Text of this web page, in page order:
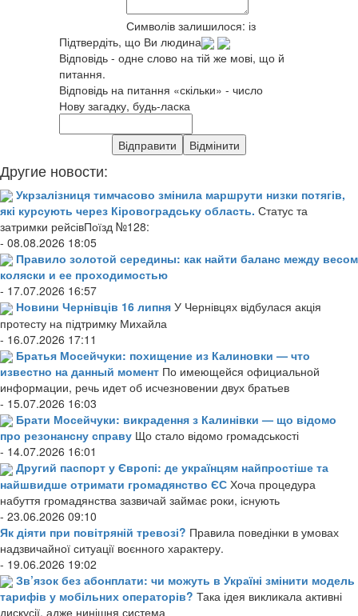
Символів залишилося: із
Підтвердіть, що Ви людина
Відповідь - одне слово на тій же мові, що й
питання.
Відповідь на питання «скільки» - число
Нову загадку, будь-ласка
Другие новости:
Укрзалізниця тимчасово змінила маршрути низки потягів,
які курсують через Кіровоградську область. Статус та
затримки рейсівПоїзд №128:
- 08.08.2026 18:05
Правило золотой середины: как найти баланс между весом
коляски и ее проходимостью
- 17.07.2026 16:57
Новини Чернівців 16 липня У Чернівцях відбулася акція
протесту на підтримку Михайла
- 16.07.2026 17:11
Братья Мосейчуки: похищение из Калиновки — что
известно на данный момент По имеющейся официальной
информации, речь идет об исчезновении двух братьев
- 15.07.2026 16:03
Брати Мосейчуки: викрадення з Калинівки — що відомо
про резонансну справу Що стало відомо громадськості
- 14.07.2026 16:01
Другий паспорт у Європі: де українцям найпростіше та
найшвидше отримати громадянство ЄС Хоча процедура
набуття громадянства зазвичай займає роки, існують
- 23.06.2026 09:10
Як діяти при повітряній тревозі? Правила поведінки в умовах
надзвичайної ситуації воєнного характеру.
- 19.06.2026 19:02
Зв’язок без абонплати: чи можуть в Україні змінити модель
тарифів у мобільних операторів? Така ідея викликала активні
дискусії, адже нинішня система